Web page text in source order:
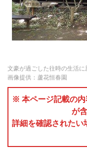
文豪が過ごした往時の生活に
画像提供：蘆花恒春園
※ 本ページ記載の
が
詳細を確認されたい